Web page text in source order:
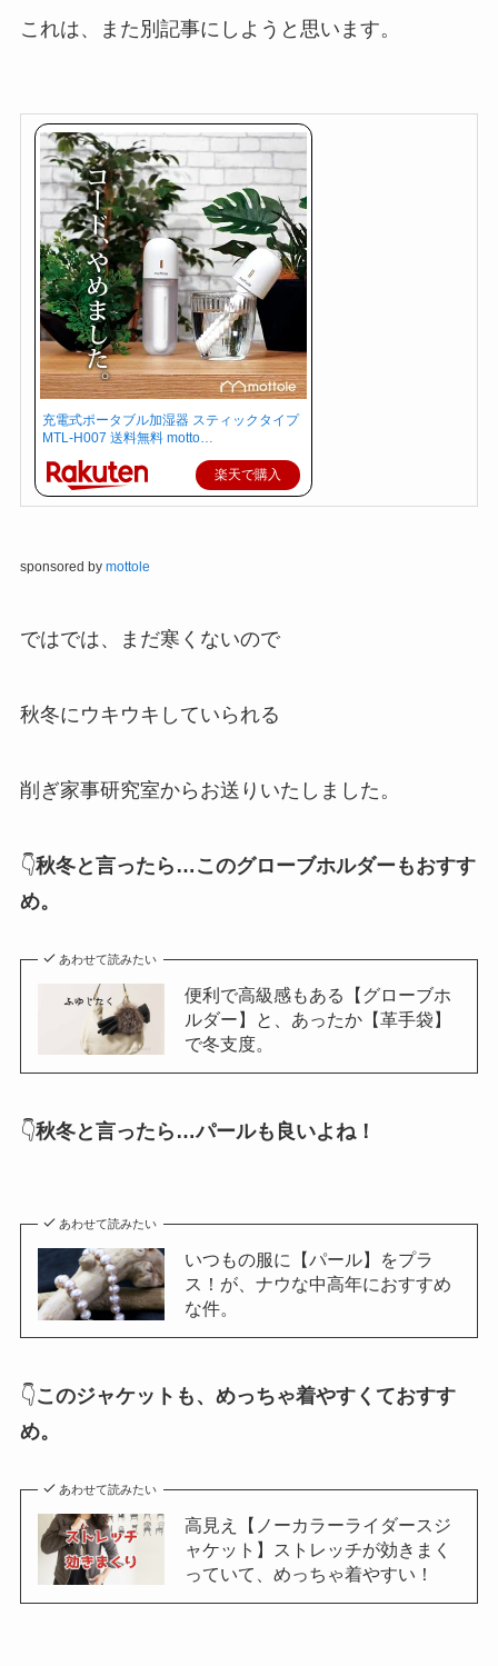
これは、また別記事にしようと思います。
充電式ポータブル加湿器 スティックタイプ
MTL-H007 送料無料 motto…
楽天で購入
sponsored by mottole
ではでは、まだ寒くないので
秋冬にウキウキしていられる
削ぎ家事研究室からお送りいたしました。
👇秋冬と言ったら…このグローブホルダーもおすす
め。
あわせて読みたい
便利で高級感もある【グローブホ
ルダー】と、あったか【革手袋】
で冬支度。
👇秋冬と言ったら…パールも良いよね！
あわせて読みたい
いつもの服に【パール】をプラ
ス！が、ナウな中高年におすすめ
な件。
👇このジャケットも、めっちゃ着やすくておすす
め。
あわせて読みたい
高見え【ノーカラーライダースジ
ャケット】ストレッチが効きまく
っていて、めっちゃ着やすい！